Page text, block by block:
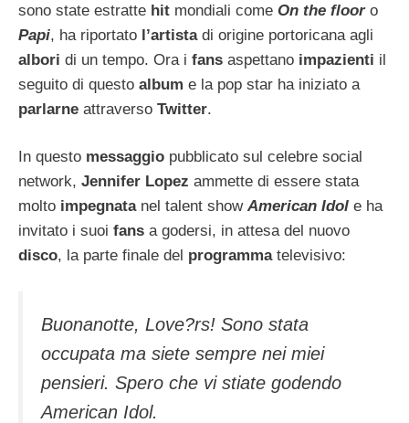
sono state estratte hit mondiali come On the flooro
Papi, ha riportato l’artistadi origine portoricana agli
albori di un tempo. Ora i fans aspettano impazienti il
seguito di questo album e la pop star ha iniziato a
parlarne attraverso Twitter.
In questo messaggio pubblicato sul celebre social
network, Jennifer Lopez ammette di essere stata
molto impegnatanel talent show American Idol e ha
invitato i suoi fans a godersi, in attesa del nuovo
disco, la parte finale del programmatelevisivo:
Buonanotte, Love?rs! Sono stata
occupata ma siete sempre nei miei
pensieri. Spero che vi stiate godendo
American Idol.